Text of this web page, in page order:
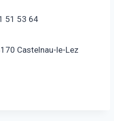
51 53 64
Castelnau-le-Lez